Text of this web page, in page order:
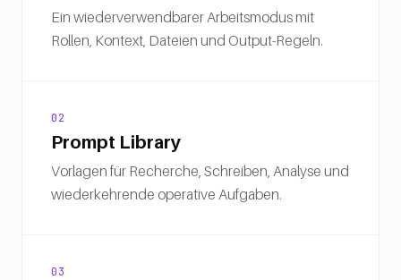
Ein wiederverwendbarer Arbeitsmodus mit
Rollen, Kontext, Dateien und Output-Regeln.
02
Prompt Library
Vorlagen für Recherche, Schreiben, Analyse und
wiederkehrende operative Aufgaben.
03